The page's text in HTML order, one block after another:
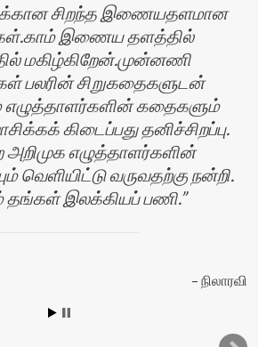
சிறந்த இணையதளமான
இணைய தளத்தில்
மகிழ்கிறேன்.முன்னணி
பலரின் சிறுகதைகளுடன்
எழுத்தாளர்களின் கதைகளும்
கிடைப்பது தனிச்சிறப்பு.
எழுத்தாளர்களின்
வெளியிட்டு வருவதற்கு நன்றி.
தங்கள் இலக்கியப் பணி.
நிலாரவி